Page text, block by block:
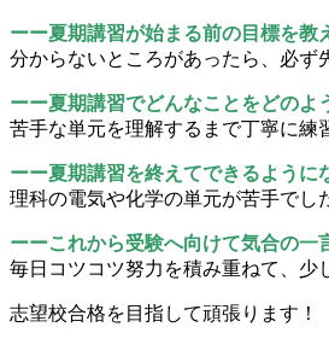
ーー夏期講習が始まる前の目標を教
分からないところがあったら、必ず
ーー夏期講習でどんなことをどのよ
苦手な単元を理解するまで丁寧に練
ーー夏期講習を終えてできるように
理科の電気や化学の単元が苦手でし
ーーこれから受験へ向けて気合の一
毎日コツコツ努力を積み重ねて、少
志望校合格を目指して頑張ります！